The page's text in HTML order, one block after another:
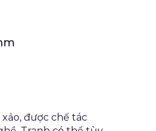
được chế tác